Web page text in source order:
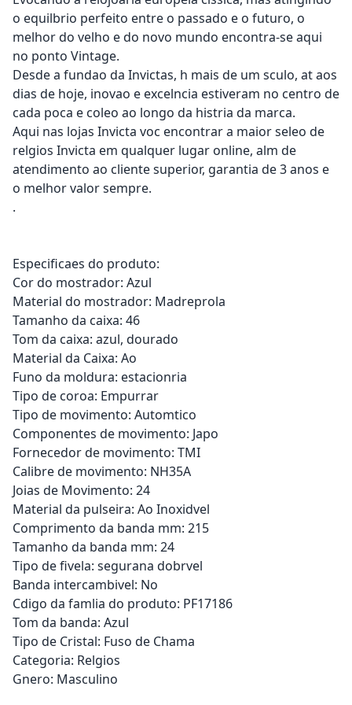
o equilbrio perfeito entre o passado e o futuro, o
melhor do velho e do novo mundo encontra-se aqui
no ponto Vintage.
Desde a fundao da Invictas, h mais de um sculo, at aos
dias de hoje, inovao e excelncia estiveram no centro de
cada poca e coleo ao longo da histria da marca.
Aqui nas lojas Invicta voc encontrar a maior seleo de
relgios Invicta em qualquer lugar online, alm de
atendimento ao cliente superior, garantia de 3 anos e
o melhor valor sempre.
.
Especificaes do produto:
Cor do mostrador: Azul
Material do mostrador: Madreprola
Tamanho da caixa: 46
Tom da caixa: azul, dourado
Material da Caixa: Ao
Funo da moldura: estacionria
Tipo de coroa: Empurrar
Tipo de movimento: Automtico
Componentes de movimento: Japo
Fornecedor de movimento: TMI
Calibre de movimento: NH35A
Joias de Movimento: 24
Material da pulseira: Ao Inoxidvel
Comprimento da banda mm: 215
Tamanho da banda mm: 24
Tipo de fivela: segurana dobrvel
Banda intercambivel: No
Cdigo da famlia do produto: PF17186
Tom da banda: Azul
Tipo de Cristal: Fuso de Chama
Categoria: Relgios
Gnero: Masculino